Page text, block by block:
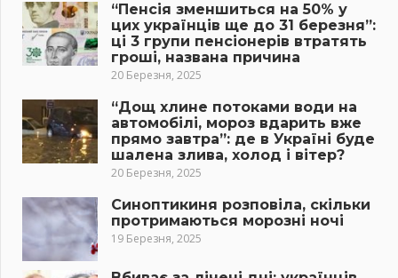
“Пенсія зменшиться на 50% у
цих українців ще до 31 березня”:
ці 3 групи пенсіонерів втратять
гроші, названа причина
20 Березня, 2025
“Дощ хлине потоками води на
автомобілі, мороз вдарить вже
прямо завтра”: де в Україні буде
шалена злива, холод і вітер?
20 Березня, 2025
Синоптикиня розповіла, скільки
протримаються морозні ночі
19 Березня, 2025